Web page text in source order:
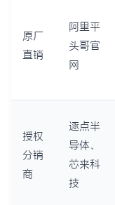
原厂
直销
阿里平
头哥官
网
授权
分销
商
逐点半
导体、
芯来科
技